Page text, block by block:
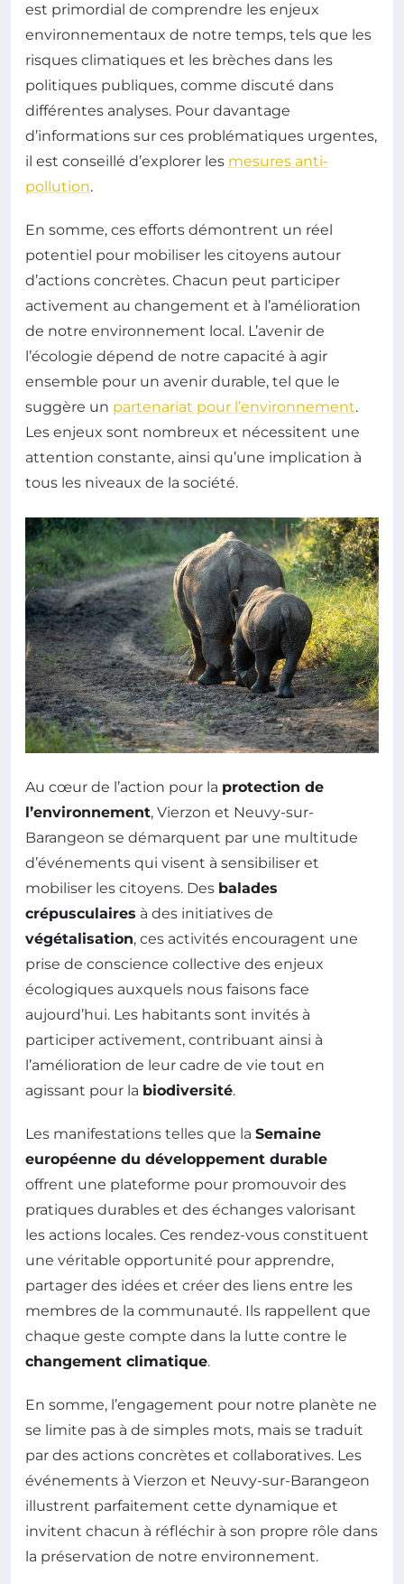
est primordial de comprendre les enjeux
environnementaux de notre temps, tels que les
risques climatiques et les brèches dans les
politiques publiques, comme discuté dans
différentes analyses. Pour davantage
d’informations sur ces problématiques urgentes,
il est conseillé d’explorer les mesures anti-
pollution.
En somme, ces efforts démontrent un réel
potentiel pour mobiliser les citoyens autour
d’actions concrètes. Chacun peut participer
activement au changement et à l’amélioration
de notre environnement local. L’avenir de
l’écologie dépend de notre capacité à agir
ensemble pour un avenir durable, tel que le
suggère un partenariat pour l’environnement.
Les enjeux sont nombreux et nécessitent une
attention constante, ainsi qu’une implication à
tous les niveaux de la société.
Au cœur de l’action pour la protection de
l’environnement, Vierzon et Neuvy-sur-
Barangeon se démarquent par une multitude
d’événements qui visent à sensibiliser et
mobiliser les citoyens. Des balades
crépusculaires à des initiatives de
végétalisation, ces activités encouragent une
prise de conscience collective des enjeux
écologiques auxquels nous faisons face
aujourd’hui. Les habitants sont invités à
participer activement, contribuant ainsi à
l’amélioration de leur cadre de vie tout en
agissant pour la biodiversité.
Les manifestations telles que la Semaine
européenne du développement durable
offrent une plateforme pour promouvoir des
pratiques durables et des échanges valorisant
les actions locales. Ces rendez-vous constituent
une véritable opportunité pour apprendre,
partager des idées et créer des liens entre les
membres de la communauté. Ils rappellent que
chaque geste compte dans la lutte contre le
changement climatique.
En somme, l’engagement pour notre planète ne
se limite pas à de simples mots, mais se traduit
par des actions concrètes et collaboratives. Les
événements à Vierzon et Neuvy-sur-Barangeon
illustrent parfaitement cette dynamique et
invitent chacun à réfléchir à son propre rôle dans
la préservation de notre environnement.